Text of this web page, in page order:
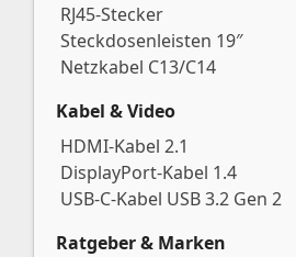
RJ45-Stecker
Steckdosenleisten 19″
Netzkabel C13/C14
Kabel & Video
HDMI-Kabel 2.1
DisplayPort-Kabel 1.4
USB-C-Kabel USB 3.2 Gen 2
Ratgeber & Marken